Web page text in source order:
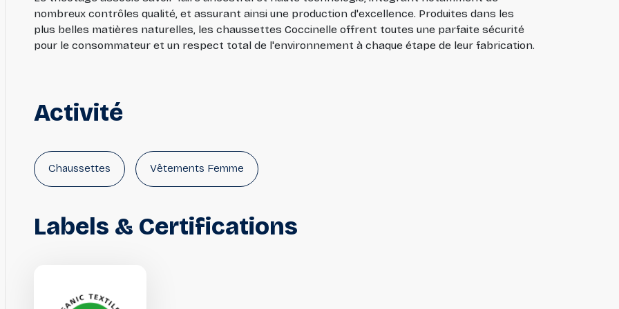
nombreux contrôles qualité, et assurant ainsi une production d'excellence. Produites dans les
plus belles matières naturelles, les chaussettes Coccinelle offrent toutes une parfaite sécurité
pour le consommateur et un respect total de l'environnement à chaque étape de leur fabrication.
Activité
Chaussettes Vêtements Femme
Labels & Certifications